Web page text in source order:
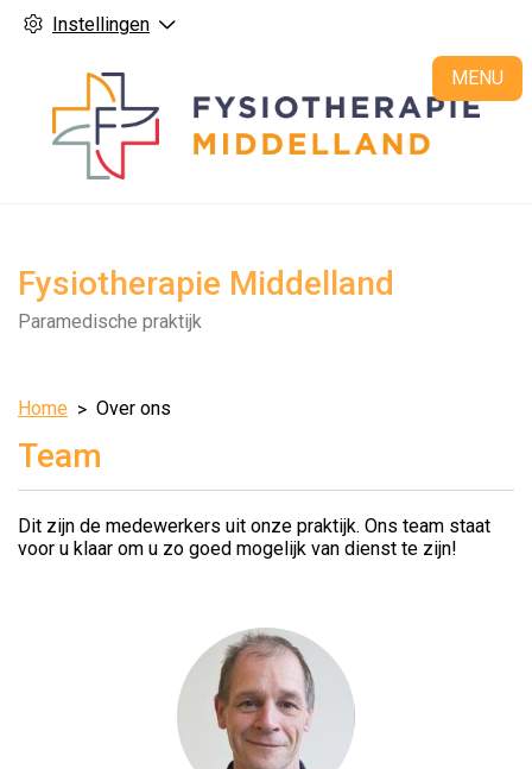
Instellingen
MENU
Fysiotherapie Middelland
Paramedische praktijk
Home Over ons
Team
Dit zijn de medewerkers uit onze praktijk. Ons team staat
voor u klaar om u zo goed mogelijk van dienst te zijn!